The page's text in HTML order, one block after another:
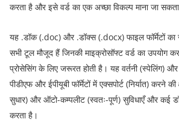
करता है और इसे वर्ड का एक अच्छा विकल्प माना जा
यह .डॉक (.doc) और .डॉक्स (.docx) फाइल फॉर्मेटों का
सभी टूल मौजूद हैं जिनकी माइक्रोसॉफ्ट वर्ड का उपयोग
प्रोसेसिंग के लिए जरूरत होती है। यह वर्तनी (स्पेलिंग)
पीडीएफ और ईपीयूबी फॉर्मेटों में एक्सपोर्ट (निर्यात) करने
सुधार) और ऑटो-कम्पलीट (स्वतः-पूर्ण) सुविधाएँ और कई
करता है।